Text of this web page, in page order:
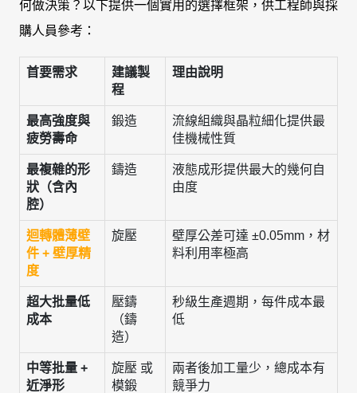
何做決策？以下提供一個實用的選擇框架，供工程師與採
購人員參考：
首要需求
建議製
程
理由說明
最高強度與
疲勞壽命
鍛造
流線組織與晶粒細化提供最
佳機械性質
最複雜的形
狀（含內
腔）
鑄造
液態成形提供最大的幾何自
由度
迴轉體薄壁
件 + 壁厚精
度
旋壓
壁厚公差可達 ±0.05mm，材
料利用率極高
超大批量低
成本
壓鑄
（鑄
造）
秒級生產週期，每件成本最
低
中等批量 +
近淨形
旋壓 或
模鍛
兩者後加工量少，總成本有
競爭力